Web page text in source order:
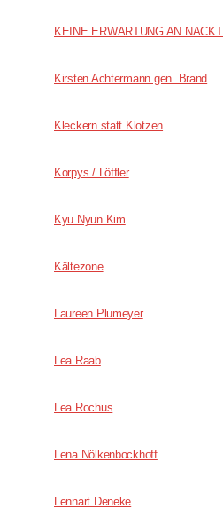
KEINE ERWARTUNG AN
Kirsten Achtermann gen. Brand
Kleckern statt Klotzen
Korpys / Löffler
Kyu Nyun Kim
Kältezone
Laureen Plumeyer
Lea Raab
Lea Rochus
Lena Nölkenbockhoff
Lennart Deneke